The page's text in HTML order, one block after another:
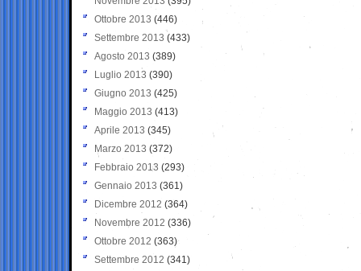
Ottobre 2013 (446)
Settembre 2013 (433)
Agosto 2013 (389)
Luglio 2013 (390)
Giugno 2013 (425)
Maggio 2013 (413)
Aprile 2013 (345)
Marzo 2013 (372)
Febbraio 2013 (293)
Gennaio 2013 (361)
Dicembre 2012 (364)
Novembre 2012 (336)
Ottobre 2012 (363)
Settembre 2012 (341)